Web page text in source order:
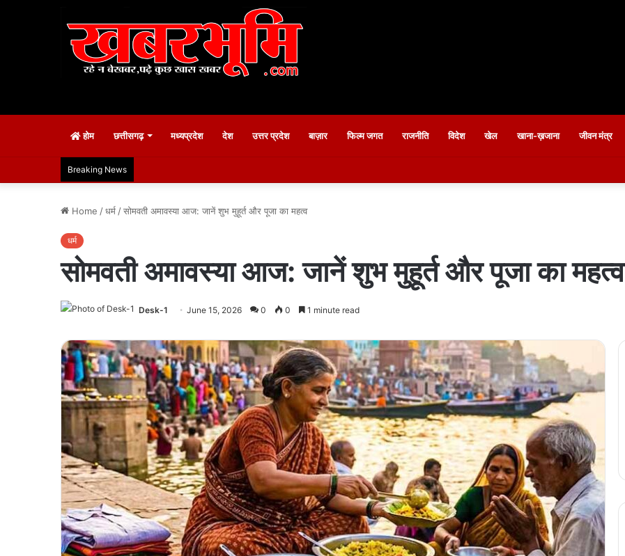
होम छत्तीसगढ़ मध्यप्रदेश देश उत्तर प्रदेश बाज़ार फिल्म जगत राजनीति विदेश खेल खाना-ख़जाना जीवन मंत्र
Breaking News
Home /धर्म /सोमवती अमावस्या आज: जानें शुभ मुहूर्त और पूजा का महत्व
धर्म
सोमवती अमावस्या आज: जानें शुभ मुहूर्त और पूजा का महत्व
Desk-1 June 15, 2026 0 0 1 minute read